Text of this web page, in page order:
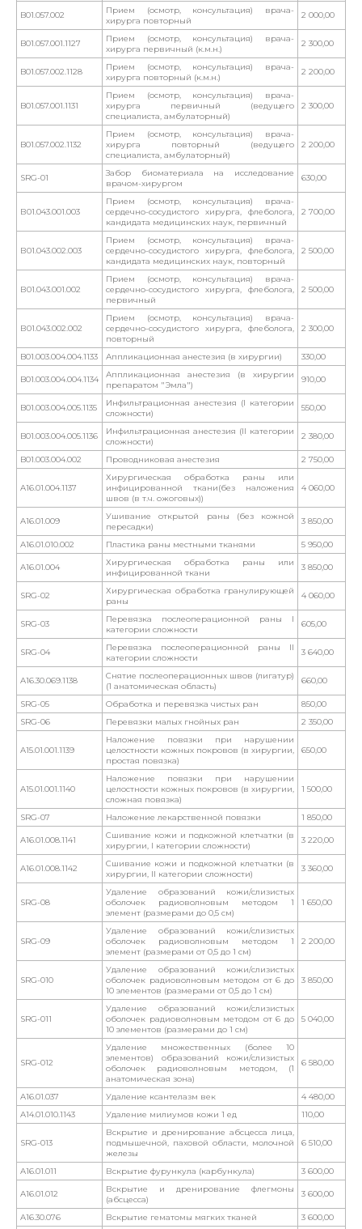
B01.057.002
Прием (осмотр, консультация) врача-
хирурга повторный
2 000,00
B01.057.001.1127
Прием (осмотр, консультация) врача-
хирурга первичный (к.м.н.)
2 300,00
B01.057.002.1128
Прием (осмотр, консультация) врача-
хирурга повторный (к.м.н.)
2 200,00
B01.057.001.1131
Прием (осмотр, консультация) врача-
хирурга первичный (ведущего
специалиста, амбулаторный)
2 300,00
B01.057.002.1132
Прием (осмотр, консультация) врача-
хирурга повторный (ведущего
специалиста, амбулаторный)
2 200,00
SRG-01
Забор биоматериала на исследование
врачом-хирургом
630,00
В01.043.001.003
Прием (осмотр, консультация) врача-
сердечно-сосудистого хирурга, флеболога,
кандидата медицинских наук, первичный
2 700,00
В01.043.002.003
Прием (осмотр, консультация) врача-
сердечно-сосудистого хирурга, флеболога,
кандидата медицинских наук, повторный
2 500,00
В01.043.001.002
Прием (осмотр, консультация) врача-
сердечно-сосудистого хирурга, флеболога,
первичный
2 500,00
В01.043.002.002
Прием (осмотр, консультация) врача-
сердечно-сосудистого хирурга, флеболога,
повторный
2 300,00
B01.003.004.004.1133 Аппликационная анестезия (в хирургии) 330,00
B01.003.004.004.1134
Аппликационная анестезия (в хирургии
препаратом "Эмла")
910,00
B01.003.004.005.1135
Инфильтрационная анестезия (I категории
сложности)
550,00
B01.003.004.005.1136
Инфильтрационная анестезия (II категории
сложности)
2 380,00
B01.003.004.002 Проводниковая анестезия 2 750,00
A16.01.004.1137
Хирургическая обработка раны или
инфицированной ткани(без наложения
швов (в т.ч. ожоговых))
4 060,00
A16.01.009
Ушивание открытой раны (без кожной
пересадки)
3 850,00
A16.01.010.002 Пластика раны местными тканями 5 950,00
A16.01.004
Хирургическая обработка раны или
инфицированной ткани
3 850,00
SRG-02
Хирургическая обработка гранулирующей
раны
4 060,00
SRG-03
Перевязка послеоперационной раны I
категории сложности
605,00
SRG-04
Перевязка послеоперационной раны II
категории сложности
3 640,00
A16.30.069.1138
Снятие послеоперационных швов (лигатур)
(1 анатомическая область)
660,00
SRG-05 Обработка и перевязка чистых ран
850,00
SRG-06
Перевязки малых гнойных ран 2 350,00
A15.01.001.1139
Наложение повязки при нарушении
целостности кожных покровов (в хирургии,
простая повязка)
650,00
A15.01.001.1140
Наложение повязки при нарушении
целостности кожных покровов (в хирургии,
сложная повязка)
1 500,00
SRG-07 Наложение лекарственной повязки 1 850,00
A16.01.008.1141
Сшивание кожи и подкожной клетчатки (в
хирургии, I категории сложности)
3 220,00
A16.01.008.1142
Сшивание кожи и подкожной клетчатки (в
хирургии, II категории сложности)
3 360,00
SRG-08
Удаление образований кожи/слизистых
оболочек радиоволновым методом 1
элемент (размерами до 0,5 см)
1 650,00
SRG-09
Удаление образований кожи/слизистых
оболочек радиоволновым методом 1
элемент (размерами от 0,5 до 1 см)
2 200,00
SRG-010
Удаление образований кожи/слизистых
оболочек радиоволновым методом от 6 до
10 элементов (размерами от 0,5 до 1 см)
3 850,00
SRG-011
Удаление образований кожи/слизистых
оболочек радиоволновым методом от 6 до
10 элементов (размерами до 1 см)
5 040,00
SRG-012
Удаление множественных (более 10
элементов) образований кожи/слизистых
оболочек радиоволновым методом, (1
анатомическая зона)
6 580,00
A16.01.037 Удаление ксантелазм век
4 480,00
A14.01.010.1143
Удаление милиумов кожи 1 ед 110,00
SRG-013
Вскрытие и дренирование абсцесса лица,
подмышечной, паховой области, молочной
железы
6 510,00
A16.01.011 Вскрытие фурункула (карбункула) 3 600,00
A16.01.012
Вскрытие и дренирование флегмоны
(абсцесса)
3 600,00
A16.30.076 Вскрытие гематомы мягких тканей
3 600,00